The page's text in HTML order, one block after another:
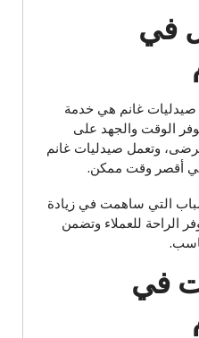
في
صيدليات غانم هي خدمة
الوقت والجهد على
وتعمل صيدليات غانم
أقصر وقت ممكن.
التي ساهمت في زيادة
الراحة للعملاء وتضمن
في